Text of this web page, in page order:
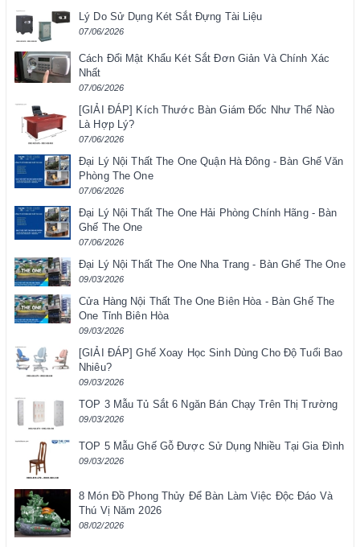
Lý Do Sử Dụng Két Sắt Đựng Tài Liệu
07/06/2026
Cách Đổi Mật Khẩu Két Sắt Đơn Giản Và Chính Xác
Nhất
07/06/2026
[GIẢI ĐÁP] Kích Thước Bàn Giám Đốc Như Thế Nào
Là Hợp Lý?
07/06/2026
Đại Lý Nội Thất The One Quận Hà Đông - Bàn Ghế Văn
Phòng The One
07/06/2026
Đại Lý Nội Thất The One Hải Phòng Chính Hãng - Bàn
Ghế The One
07/06/2026
Đại Lý Nội Thất The One Nha Trang - Bàn Ghế The One
09/03/2026
Cửa Hàng Nội Thất The One Biên Hòa - Bàn Ghế The
One Tỉnh Biên Hòa
09/03/2026
[GIẢI ĐÁP] Ghế Xoay Học Sinh Dùng Cho Độ Tuổi Bao
Nhiêu?
09/03/2026
TOP 3 Mẫu Tủ Sắt 6 Ngăn Bán Chạy Trên Thị Trường
09/03/2026
TOP 5 Mẫu Ghế Gỗ Được Sử Dụng Nhiều Tại Gia Đình
09/03/2026
8 Món Đồ Phong Thủy Để Bàn Làm Việc Độc Đáo Và
Thú Vị Năm 2026
08/02/2026